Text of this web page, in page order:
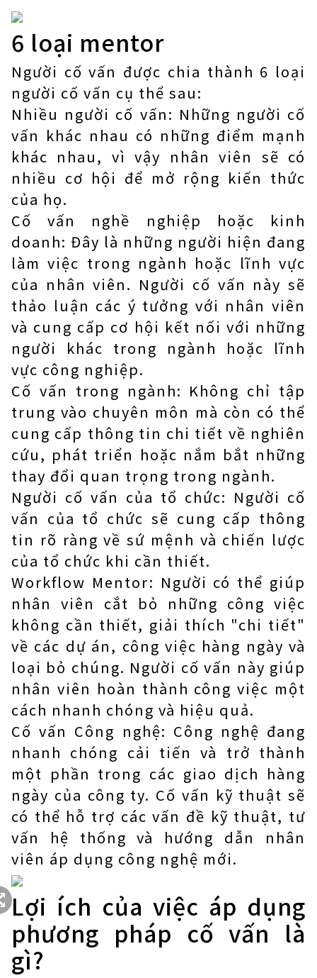
6 loại mentor
Người cố vấn được chia thành 6 loại
người cố vấn cụ thể sau:
Nhiều người cố vấn: Những người cố
vấn khác nhau có những điểm mạnh
khác nhau, vì vậy nhân viên sẽ có
nhiều cơ hội để mở rộng kiến ​​thức
của họ.
Cố vấn nghề nghiệp hoặc kinh
doanh: Đây là những người hiện đang
làm việc trong ngành hoặc lĩnh vực
của nhân viên. Người cố vấn này sẽ
thảo luận các ý tưởng với nhân viên
và cung cấp cơ hội kết nối với những
người khác trong ngành hoặc lĩnh
vực công nghiệp.
Cố vấn trong ngành: Không chỉ tập
trung vào chuyên môn mà còn có thể
cung cấp thông tin chi tiết về nghiên
cứu, phát triển hoặc nắm bắt những
thay đổi quan trọng trong ngành.
Người cố vấn của tổ chức: Người cố
vấn của tổ chức sẽ cung cấp thông
tin rõ ràng về sứ mệnh và chiến lược
của tổ chức khi cần thiết.
Workflow Mentor: Người có thể giúp
nhân viên cắt bỏ những công việc
không cần thiết, giải thích "chi tiết"
về các dự án, công việc hàng ngày và
loại bỏ chúng. Người cố vấn này giúp
nhân viên hoàn thành công việc một
cách nhanh chóng và hiệu quả.
Cố vấn Công nghệ: Công nghệ đang
nhanh chóng cải tiến và trở thành
một phần trong các giao dịch hàng
ngày của công ty. Cố vấn kỹ thuật sẽ
có thể hỗ trợ các vấn đề kỹ thuật, tư
vấn hệ thống và hướng dẫn nhân
viên áp dụng công nghệ mới.
Lợi ích của việc áp dụng
phương pháp cố vấn là
gì?